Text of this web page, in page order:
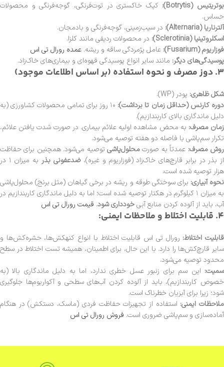
بوتریتیس (Botrytis):
کپک خاکستری در توت‌فرنگی، گوجه‌فرنگی و محصولات
حساس.
آلترناریا (Alternaria):
در سیب‌زمینی، گوجه‌فرنگی و بادمجان.
اسکلروتینیا (Sclerotinia):
در محصولات ردیفی مانند کلزا.
فوزاریوم (Fusarium):
عامل پژمردگی ساقه و ریشه. عمده رورال تی اس
پوسیدگی‌های دیگر: مانند سایر انواع پوسیدگی قهوه‌ای و بیماری‌های خاک‌زاد.
3. دوز مصرف و نحوه استفاده (بر اساس اطلاعات موجود)
شکل ظاهری: پودر (WP).
دوره کارنس (حداقل زمان تا برداشت):
۱۰ روز برای تمامی محصولات کشاورزی (به
دلیل ماندگاری بالای کاربندازیم).
زمان مصرف: به محض مشاهده اولیه علائم بیماری. در صورت شدت یافتن علائم،
تکرار سم‌پاشی با فاصله دو هفته توصیه می‌شود.
روش مصرف: عمدتاً به صورتمحلول‌پاشی توصیه می‌شود. همچنین برای حفاظت
از بذر در برابر قارچ‌های خاک‌زاد (فوزاریوم و غیره)،ضدعفونی بذر
به میزان ۱ در
هزار توصیه شده است.
نحوه آبیاری: برای سوختگی طوقه و ریشه در برخی گیاهان (مثل برنج) محلول‌پاشی
به میزان ۱ کیلوگرم در هکتار توصیه شده است؛ اما به دلیل ماندگاری کاربندازیم در
آب، باید از آلوده کردن منابع آبیخودداری شود. قیمت رورال تی اس
4. قابلیت اختلاط و ملاحظات ایمنی:
قابلیت اختلاط:
رورال تی اس قابلیت اختلاط با انواع کنه‎کش‌ها، حشره‌کش‌ها و
سایر قارچ‌کش‌ها را دارد. با این حال، برای اطمینان، همیشه تست اختلاط در سطح
محدود توصیه می‌شود.
سمیت: این سم برای زنبور عسل خطری ندارد، اما به دلیل ماندگاری بالا (به
خصوص کاربندازیم)، باید از آلوده کردن آب‌های سطحی و آکواریوم‌ها جلوگیری
شود؛ زیرا برای آبزیان خطرناک است.
ملاحظات ایمنی: استفاده از تجهیزات حفاظت فردی (ماسک، دستکش) در هنگام
آماده‌سازی و سم‌پاشی ضروری است. فروش رورال تی اس